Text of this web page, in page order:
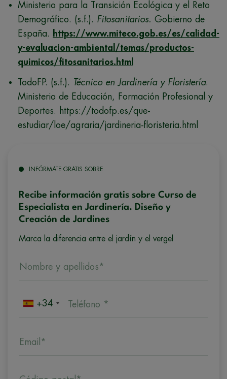
Ministerio para la Transición Ecológica y el Reto
Demográfico. (s.f.). Fitosanitarios. Gobierno de
España.
https://www.miteco.gob.es/es/calidad-
y-evaluacion-ambiental/temas/productos-
quimicos/fitosanitarios.html
TodoFP. (s.f.). Técnico en Jardinería y Floristería.
Ministerio de Educación, Formación Profesional y
Deportes. https://todofp.es/que-
estudiar/loe/agraria/jardineria-floristeria.html
INFÓRMATE GRATIS SOBRE
Recibe información gratis sobre Curso de
Especialista en Jardinería. Diseño y
Creación de Jardines
Marca la diferencia entre el jardín y el vergel
Nombre y apellidos*
+34 Teléfono *
Email*